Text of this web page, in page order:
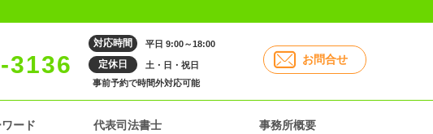
3136
対応時間 平日 9:00～18:00
定休日
土・日・祝日
事前予約で時間外対応可能
お問合せ
ード 代表司法書士 事務所概要